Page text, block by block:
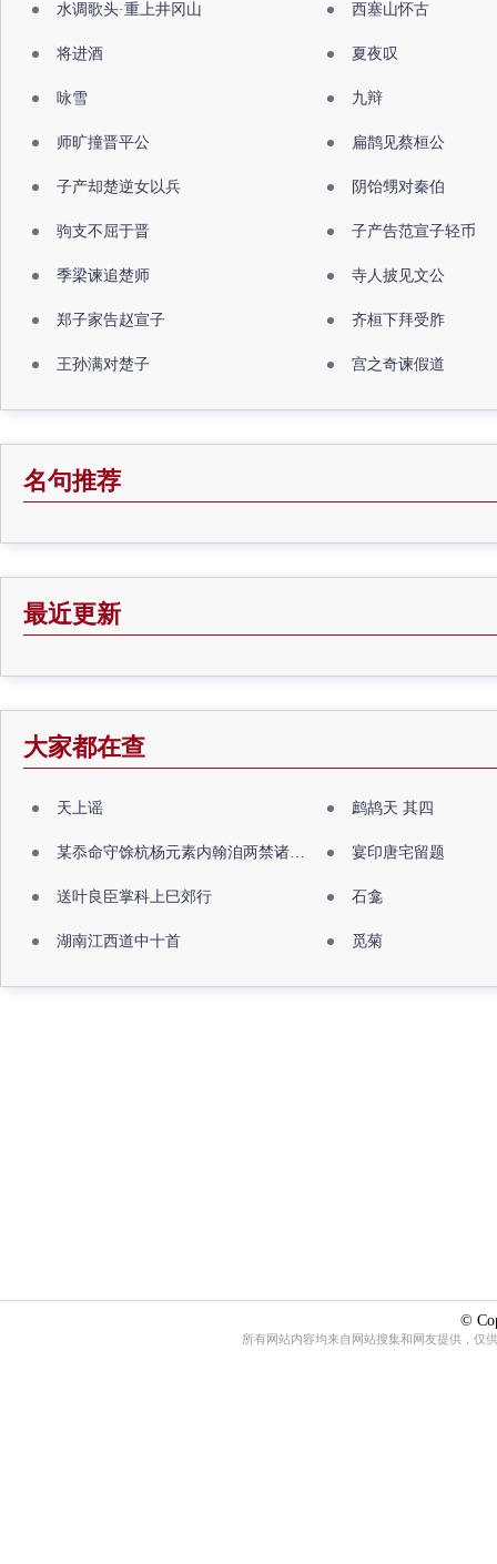
水调歌头·重上井冈山 西塞山怀古
将进酒 夏夜叹
咏雪 九辩
师旷撞晋平公 扁鹊见蔡桓公
子产却楚逆女以兵 阴饴甥对秦伯
驹支不屈于晋 子产告范宣子轻币
季梁谏追楚师 寺人披见文公
郑子家告赵宣子 齐桓下拜受胙
王孙满对楚子 宫之奇谏假道
名句推荐
最近更新
大家都在查
天上谣 鹧鸪天 其四
某忝命守馀杭杨元素内翰洎两禁诸公出祖佛寺 宴印唐宅留题
送叶良臣掌科上巳郊行 石龛
湖南江西道中十首 觅菊
©
所有网站内容均来自网站搜集和网友提供，仅